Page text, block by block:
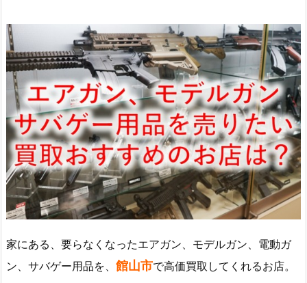
家にある、要らなくなったエアガン、モデルガン、電動ガ
ン、サバゲー用品を、 館山市で高価買取してくれるお店。